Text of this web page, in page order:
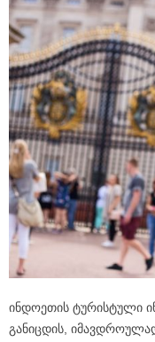
ინდოეთის ტურისტული
განიცდის,